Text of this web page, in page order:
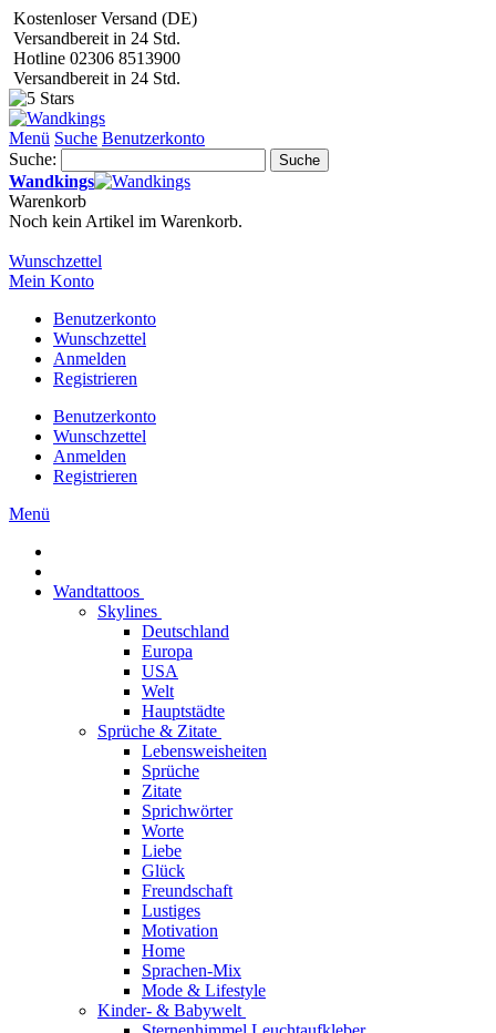
Kostenloser Versand (DE)
Versandbereit in 24 Std.
Hotline 02306 8513900
Versandbereit in 24 Std.
Menü Suche Benutzerkonto
Suche:
Suche
Wandkings
Warenkorb
Noch kein Artikel im Warenkorb.
Wunschzettel
Mein Konto
Benutzerkonto
Wunschzettel
Anmelden
Registrieren
Benutzerkonto
Wunschzettel
Anmelden
Registrieren
Menü
Wandtattoos
Skylines
Deutschland
Europa
USA
Welt
Hauptstädte
Sprüche & Zitate
Lebensweisheiten
Sprüche
Zitate
Sprichwörter
Worte
Liebe
Glück
Freundschaft
Lustiges
Motivation
Home
Sprachen-Mix
Mode & Lifestyle
Kinder- & Babywelt